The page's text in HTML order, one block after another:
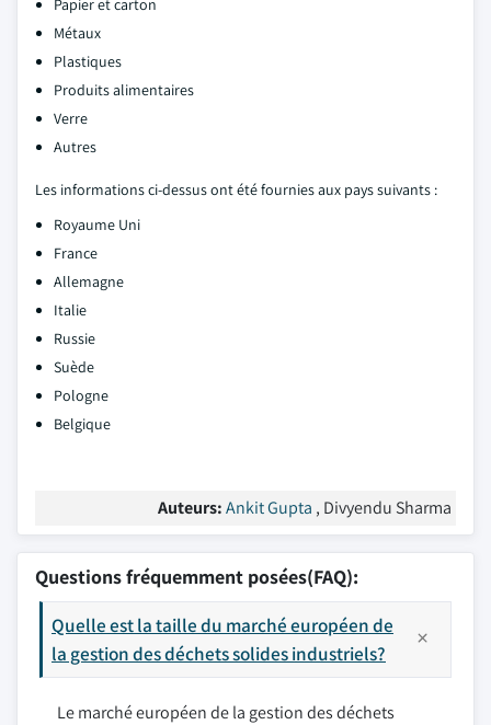
Papier et carton
Métaux
Plastiques
Produits alimentaires
Verre
Autres
Les informations ci-dessus ont été fournies aux pays suivants :
Royaume Uni
France
Allemagne
Italie
Russie
Suède
Pologne
Belgique
Auteurs:Ankit Gupta , Divyendu Sharma
Questions fréquemment posées(FAQ):
Quelle est la taille du marché européen de
la gestion des déchets solides industriels?
Le marché européen de la gestion des déchets